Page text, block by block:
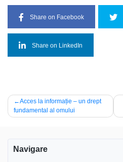
Share on Facebook
Share on LinkedIn
Post
navigation
Acces la informație – un drept
fundamental al omului
Navigare